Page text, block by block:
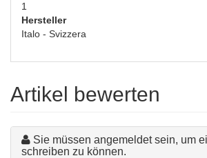
1
Hersteller
Italo - Svizzera
Artikel bewerten
Sie müssen angemeldet sein, um
schreiben zu können.